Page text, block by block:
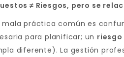
≠ Riesgos, pero se
mala práctica común es
para planificar; un riesgo
diferente). La gestión